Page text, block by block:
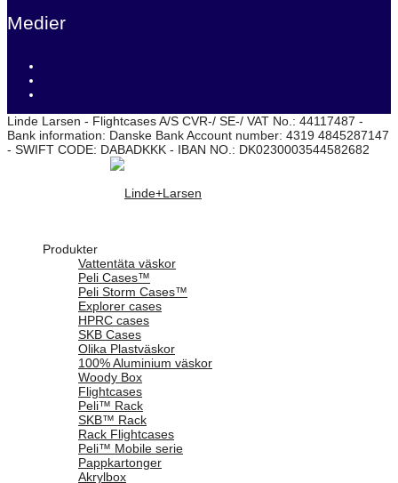
Medier
Linde Larsen - Flightcases A/S CVR-/ SE-/ VAT No.: 44117487 -
Bank information: Danske Bank Account number: 4319 4845287147
- SWIFT CODE: DABADKKK - IBAN NO.: DK0230003544582682
Produkter
Vattentäta väskor
Peli Cases™
Peli Storm Cases™
Explorer cases
HPRC cases
SKB Cases
Olika Plastväskor
100% Aluminium väskor
Woody Box
Flightcases
Peli™ Rack
SKB™ Rack
Rack Flightcases
Peli™ Mobile serie
Pappkartonger
Akrylbox